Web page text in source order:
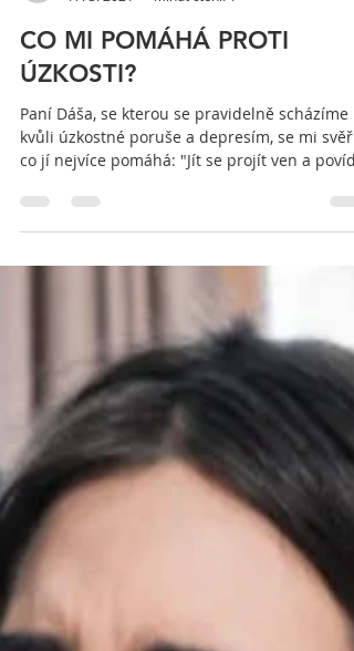
17. 3. 2021
Minut čtení: 1
CO MI POMÁHÁ PROTI
ÚZKOSTI?
Paní Dáša, se kterou se pravidelně scházíme
si o životě, kultuře, o dětech, o tom, co se děje
nás doma, o přírodě, o vztazích a tak trochu i o
mých problémech... Cítím se lépe a
pokud můžu být venku s někým, kdo je mi
blízký nebo ke komu mám důvěru. To mi
pomáhá překonat úzkosti a špatné nálady,
které se projevily v souvislosti s diagnózou
manžela a prohloubily se